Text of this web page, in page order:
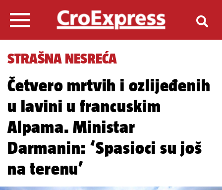
STRAŠNA NESREĆA
Četvero mrtvih i ozlijeđenih
u lavini u francuskim
Alpama. Ministar
Darmanin: ‘Spasioci su još
na terenu’